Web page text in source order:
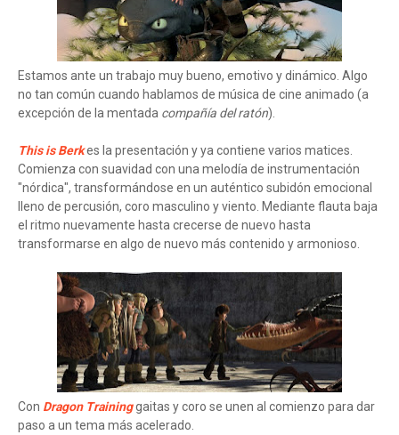
Estamos ante un trabajo muy bueno, emotivo y dinámico. Algo
no tan común cuando hablamos de música de cine animado (a
excepción de la mentada compañía del ratón).
This is Berkes la presentación y ya contiene varios matices.
Comienza con suavidad con una melodía de instrumentación
"nórdica", transformándose en un auténtico subidón emocional
lleno de percusión, coro masculino y viento. Mediante flauta baja
el ritmo nuevamente hasta crecerse de nuevo hasta
transformarse en algo de nuevo más contenido y armonioso.
Con Dragon Traininggaitas y coro se unen al comienzo para dar
paso a un tema más acelerado.